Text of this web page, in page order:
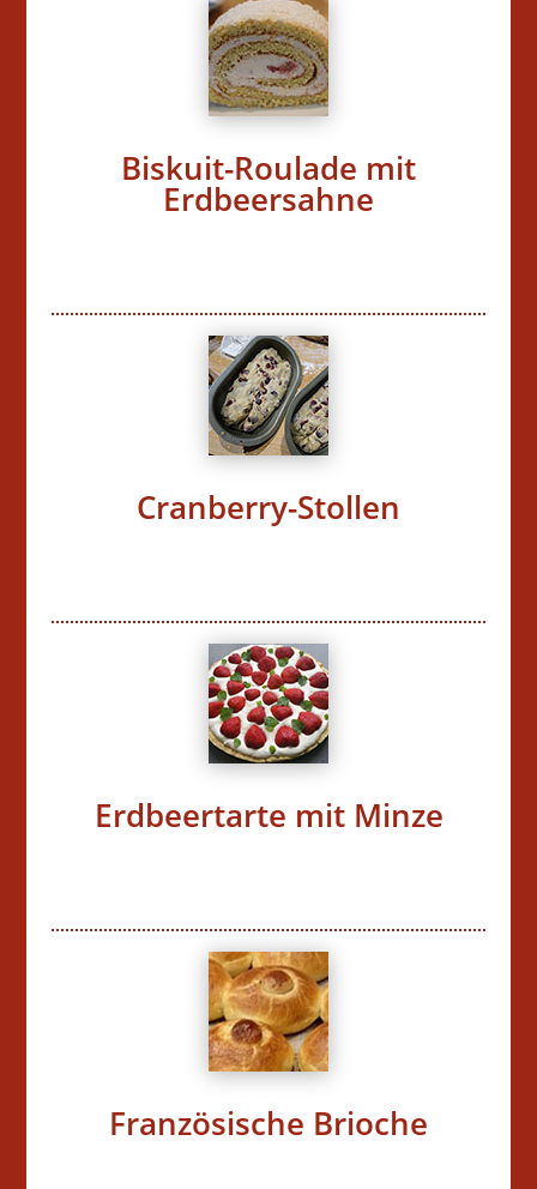
Biskuit-Roulade mit
Erdbeersahne
Cranberry-Stollen
Erdbeertarte mit Minze
Französische Brioche